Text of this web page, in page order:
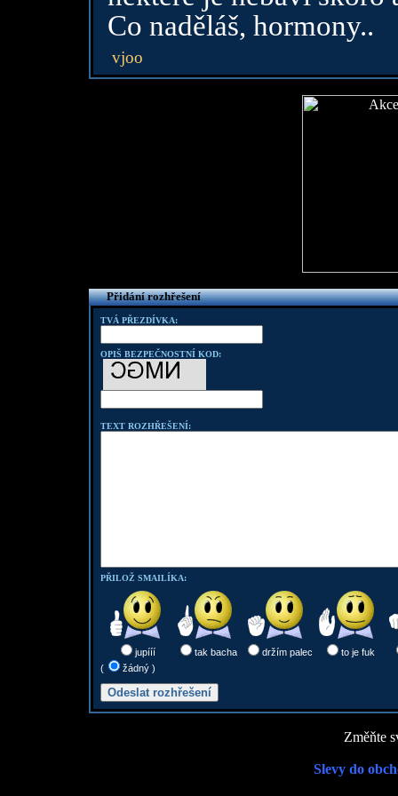
Co naděláš, hormony..
vjoo
Přidání rozhřešení
TVÁ PŘEZDÍVKA:
OPIŠ BEZPEČNOSTNÍ KOD:
TEXT ROZHŘEŠENÍ:
PŘILOŽ SMAILÍKA:
jupííí tak bacha držím palec
to je fuk
(
žádný )
Změňte
Slevy do